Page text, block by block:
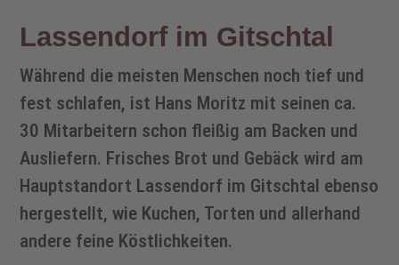
Lassendorf im Gitschtal
Während die meisten Menschen noch tief und
fest schlafen, ist Hans Moritz mit seinen ca.
30 Mitarbeitern schon fleißig am Backen und
Ausliefern. Frisches Brot und Gebäck wird am
Hauptstandort Lassendorf im Gitschtal ebenso
hergestellt, wie Kuchen, Torten und allerhand
andere feine Köstlichkeiten.